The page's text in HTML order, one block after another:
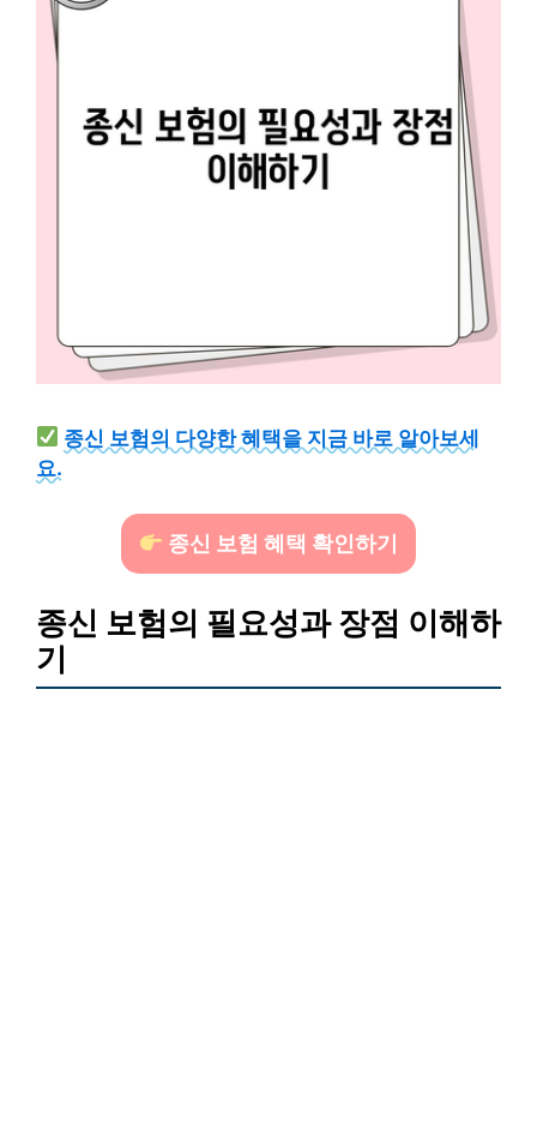
종신 보험의 다양한 혜택을 지금 바로 알아보세
요.
종신 보험 혜택 확인하기
종신 보험의 필요성과 장점 이해하
기